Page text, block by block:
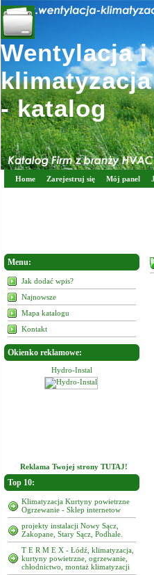
Wentylacja i
klimatyzacja
- katalog
Home Zarejestruj się Mój panel
Menu:
Jak dodać wpis?
Najnowsze
Mapa katalogu
Kontakt
Okienko reklamowe:
Hydro-Instal
Reklama Twojej strony TUTAJ!
Top 10:
Klimatyzacja Kurtyny powietrzne
Ogrzewanie - Sklep internetow
projekty instalacji Nowy Sącz,
Zakopane, Stary Sącz, Podhale.
T E R M E X - Łódź, klimatyzacja,
kurtyny powietrzne, ogrzewanie,
chłodnictwo, montaż klimatyzacji